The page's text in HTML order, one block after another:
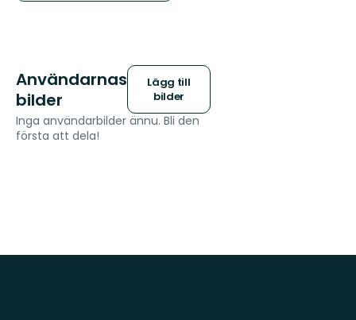
Användarnas
bilder
Lägg till
bilder
Inga användarbilder ännu. Bli den
första att dela!